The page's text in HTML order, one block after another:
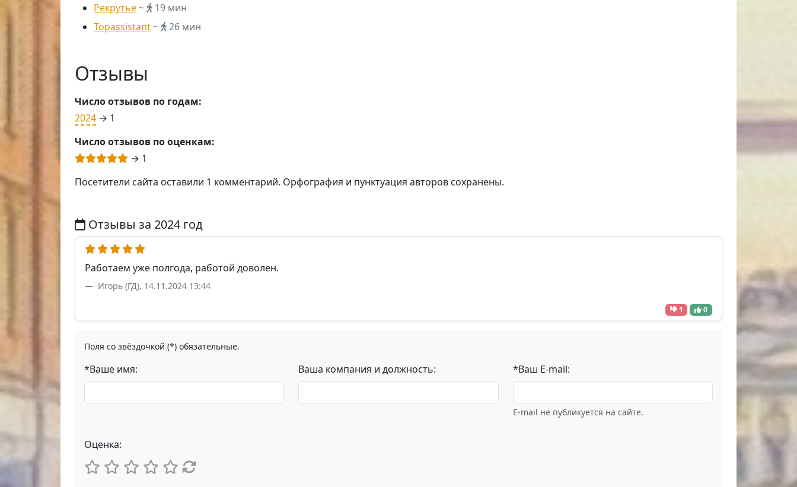
Рекрутье~
19 мин
Topassistant~ 26 мин
Отзывы
Число отзывов по годам:
2024 → 1
Число отзывов по оценкам:
→ 1
Посетители сайта оставили 1 комментарий. Орфография и пунктуация авторов сохранены.
Отзывы за 2024 год
Работаем уже полгода, работой доволен.
Игорь (ГД), 14.11.2024 13:44
1 0
Поля со звёздочкой (*) обязательные.
*Ваше имя: Ваша компания и должность: *Ваш E-mail:
E-mail не публикуется на сайте.
Оценка: